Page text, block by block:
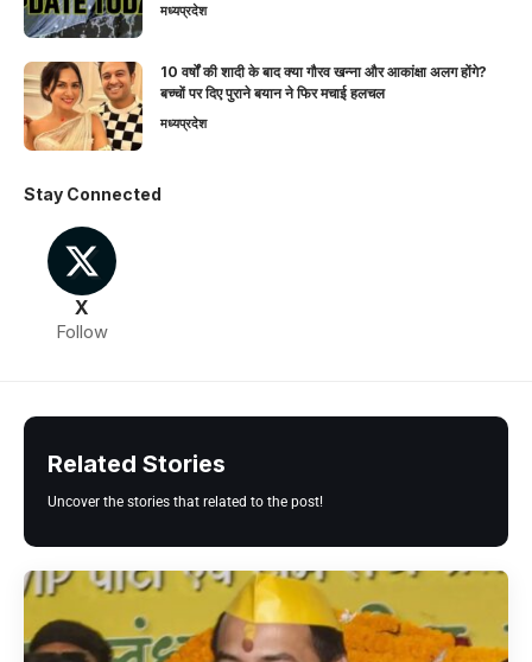
मध्यप्रदेश
10 वर्षों की शादी के बाद क्या गौरव खन्ना और आकांक्षा अलग होंगे?
बच्चों पर दिए पुराने बयान ने फिर मचाई हलचल
मध्यप्रदेश
Stay Connected
X
Follow
Related Stories
Uncover the stories that related to the post!